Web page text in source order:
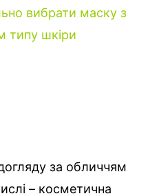
вибрати маску з
типу шкіри
за обличчям
– косметична